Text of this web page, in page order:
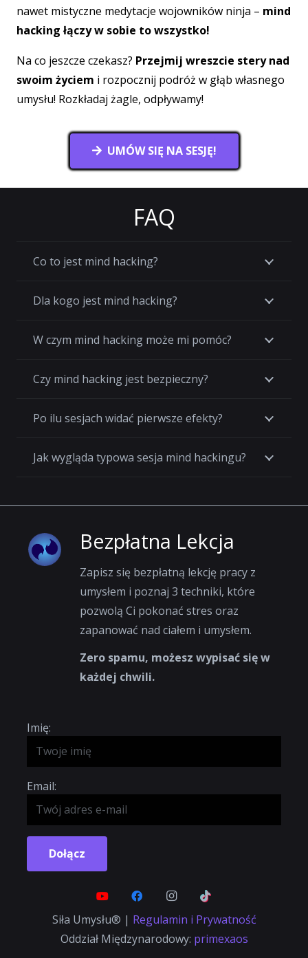
nawet mistyczne medytacje wojowników ninja – mind
hacking łączy w sobie to wszystko!
Na co jeszcze czekasz? Przejmij wreszcie stery nad
swoim życiem i rozpocznij podróż w głąb własnego
umysłu! Rozkładaj żagle, odpływamy!
UMÓW SIĘ NA SESJĘ!
FAQ
Co to jest mind hacking?
Dla kogo jest mind hacking?
W czym mind hacking może mi pomóc?
Czy mind hacking jest bezpieczny?
Po ilu sesjach widać pierwsze efekty?
Jak wygląda typowa sesja mind hackingu?
Bezpłatna Lekcja
Zapisz się bezpłatną lekcję pracy z
umysłem i poznaj 3 techniki, które
pozwolą Ci pokonać stres oraz
zapanować nad ciałem i umysłem.
Zero spamu, możesz wypisać się w
każdej chwili.
Imię:
Email:
Dołącz
Siła Umysłu® | Regulamin i Prywatność
Oddział Międzynarodowy: primexaos